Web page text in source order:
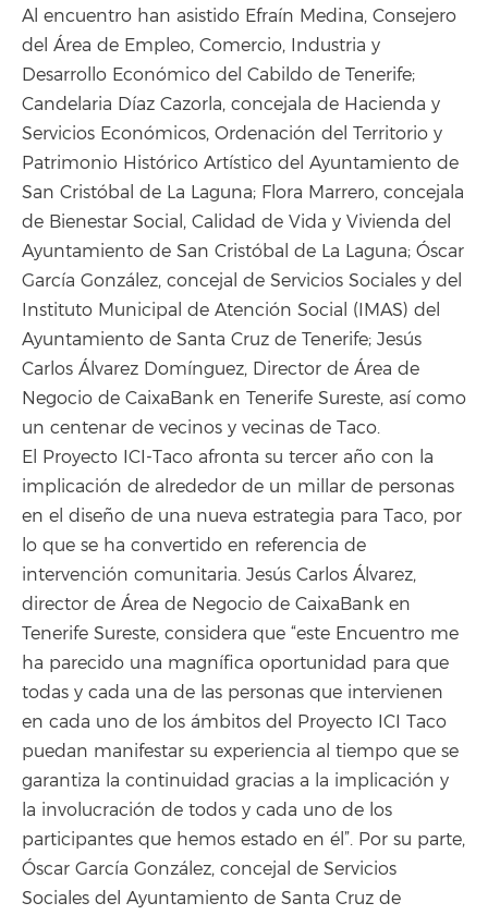
Al encuentro han asistido Efraín Medina, Consejero
del Área de Empleo, Comercio, Industria y
Desarrollo Económico del Cabildo de Tenerife;
Candelaria Díaz Cazorla, concejala de Hacienda y
Servicios Económicos, Ordenación del Territorio y
Patrimonio Histórico Artístico del Ayuntamiento de
San Cristóbal de La Laguna; Flora Marrero, concejala
de Bienestar Social, Calidad de Vida y Vivienda del
Ayuntamiento de San Cristóbal de La Laguna; Óscar
García González, concejal de Servicios Sociales y del
Instituto Municipal de Atención Social (IMAS) del
Ayuntamiento de Santa Cruz de Tenerife; Jesús
Carlos Álvarez Domínguez, Director de Área de
Negocio de CaixaBank en Tenerife Sureste, así como
un centenar de vecinos y vecinas de Taco.
El Proyecto ICI-Taco afronta su tercer año con la
implicación de alrededor de un millar de personas
en el diseño de una nueva estrategia para Taco, por
lo que se ha convertido en referencia de
intervención comunitaria. Jesús Carlos Álvarez,
director de Área de Negocio de CaixaBank en
Tenerife Sureste, considera que “este Encuentro me
ha parecido una magnífica oportunidad para que
todas y cada una de las personas que intervienen
en cada uno de los ámbitos del Proyecto ICI Taco
puedan manifestar su experiencia al tiempo que se
garantiza la continuidad gracias a la implicación y
la involucración de todos y cada uno de los
participantes que hemos estado en él”. Por su parte,
Óscar García González, concejal de Servicios
Sociales del Ayuntamiento de Santa Cruz de